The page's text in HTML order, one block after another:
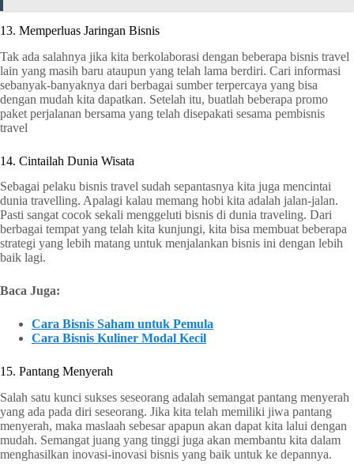
13. Memperluas Jaringan Bisnis
Tak ada salahnya jika kita berkolaborasi dengan beberapa bisnis travel
lain yang masih baru ataupun yang telah lama berdiri. Cari informasi
sebanyak-banyaknya dari berbagai sumber terpercaya yang bisa
dengan mudah kita dapatkan. Setelah itu, buatlah beberapa promo
paket perjalanan bersama yang telah disepakati sesama pembisnis
travel
14. Cintailah Dunia Wisata
Sebagai pelaku bisnis travel sudah sepantasnya kita juga mencintai
dunia travelling. Apalagi kalau memang hobi kita adalah jalan-jalan.
Pasti sangat cocok sekali menggeluti bisnis di dunia traveling. Dari
berbagai tempat yang telah kita kunjungi, kita bisa membuat beberapa
strategi yang lebih matang untuk menjalankan bisnis ini dengan lebih
baik lagi.
Baca Juga:
Cara Bisnis Saham untuk Pemula
Cara Bisnis Kuliner Modal Kecil
15. Pantang Menyerah
Salah satu kunci sukses seseorang adalah semangat pantang menyerah
yang ada pada diri seseorang. Jika kita telah memiliki jiwa pantang
menyerah, maka maslaah sebesar apapun akan dapat kita lalui dengan
mudah. Semangat juang yang tinggi juga akan membantu kita dalam
menghasilkan inovasi-inovasi bisnis yang baik untuk ke depannya.